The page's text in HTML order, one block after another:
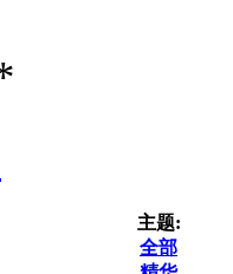
主题:
全部